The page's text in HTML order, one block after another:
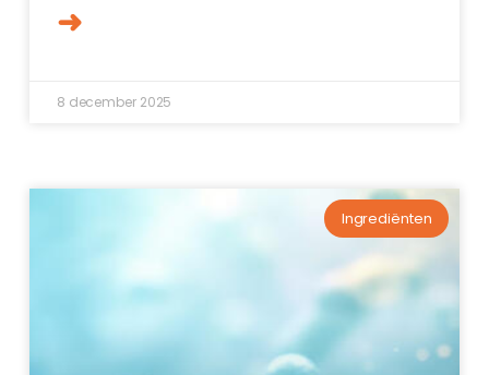
➜
8 december 2025
Ingrediënten